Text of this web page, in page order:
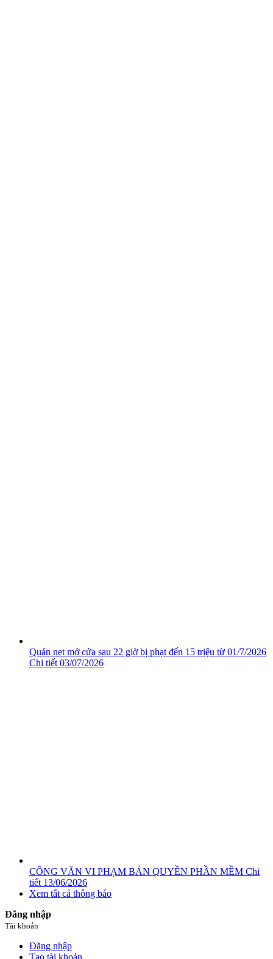
Quán net mở cửa sau 22 giờ bị phạt đến 15 triệu từ 01/7/2026
Chi tiết 03/07/2026
CÔNG VĂN VI PHẠM BẢN QUYỀN PHẦN MỀM Chi
tiết 13/06/2026
Xem tất cả thông báo
Đăng nhập
Tài khoản
Đăng nhập
Tạo tài khoản